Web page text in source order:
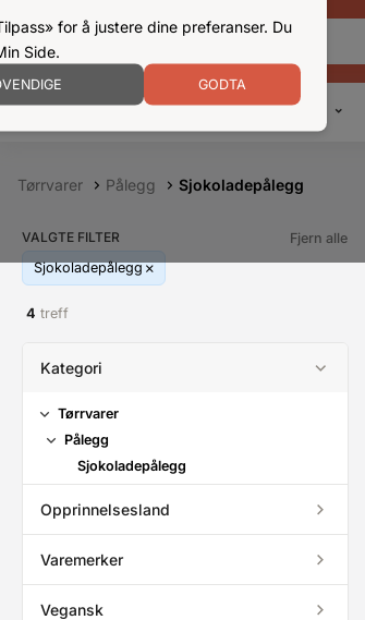
for å justere dine preferanser. Du
Side.
GODTA
Kampanjer Produkter Konsepter
Tørrvarer Pålegg Sjokoladepålegg
VALGTE FILTER
Fjern alle
Sjokoladepålegg
4 treff
Kategori
Tørrvarer
Pålegg
Sjokoladepålegg
Opprinnelsesland
Varemerker
Vegansk